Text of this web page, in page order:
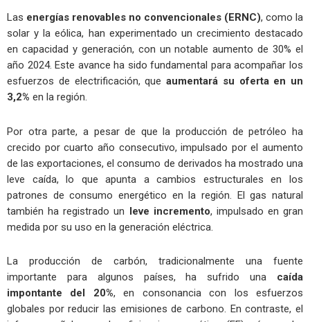
Las energías renovables no convencionales (ERNC), como la
solar y la eólica, han experimentado un crecimiento destacado
en capacidad y generación, con un notable aumento de 30% el
año 2024. Este avance ha sido fundamental para acompañar los
esfuerzos de electrificación, que aumentará su oferta en un
3,2% en la región.
Por otra parte, a pesar de que la producción de petróleo ha
crecido por cuarto año consecutivo, impulsado por el aumento
de las exportaciones, el consumo de derivados ha mostrado una
leve caída, lo que apunta a cambios estructurales en los
patrones de consumo energético en la región. El gas natural
también ha registrado un leve incremento, impulsado en gran
medida por su uso en la generación eléctrica.
La producción de carbón, tradicionalmente una fuente
importante para algunos países, ha sufrido una caída
impontante del 20%, en consonancia con los esfuerzos
globales por reducir las emisiones de carbono. En contraste, el